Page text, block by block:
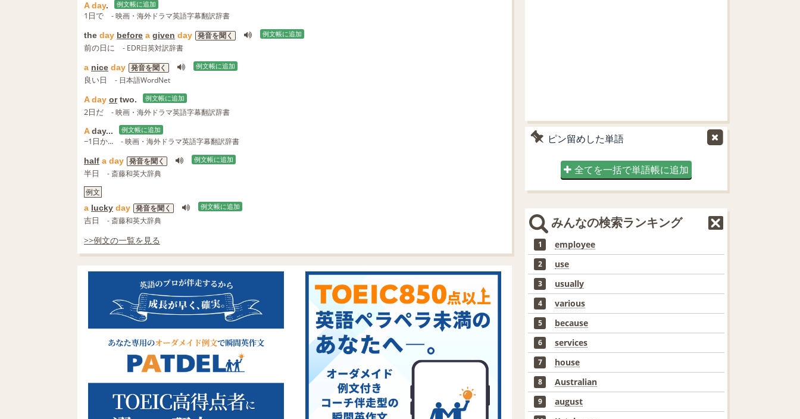
A day. 例文帳に追加
1日で - 映画・海外ドラマ英語字幕翻訳辞書
the day before a given day 発音を聞く 例文帳に追加
前の日に - EDR日英対訳辞書
a nice day 発音を聞く 例文帳に追加
良い日 - 日本語WordNet
A day ortwo. 例文帳に追加
2日だ - 映画・海外ドラマ英語字幕翻訳辞書
Aday... 例文帳に追加
−1日か... - 映画・海外ドラマ英語字幕翻訳辞書
half a day 発音を聞く 例文帳に追加
半日
- 斎藤和英大辞典
例文
a lucky day 発音を聞く 例文帳に追加
吉日 - 斎藤和英大辞典
>>例文の一覧を見る
ピン留めした単語
全てを一括で単語帳に追加
みんなの検索ランキング
1 employee
2 use
3 usually
4 various
5 because
6 services
7 house
8 Australian
9 august